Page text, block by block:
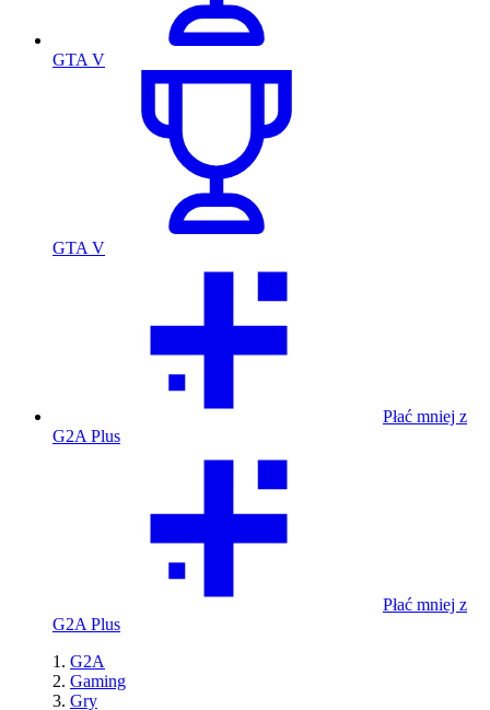
GTA V
GTA V
Płać mniej z
G2A Plus
Płać mniej z
G2A Plus
G2A
Gaming
Gry